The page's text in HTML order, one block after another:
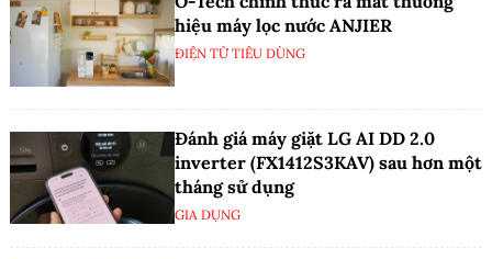
hiệu máy lọc nước ANJIER
ĐIỆN TỬ TIÊU DÙNG
Đánh giá máy giặt LG AI DD 2.0
inverter (FX1412S3KAV) sau hơn một
tháng sử dụng
GIA DỤNG